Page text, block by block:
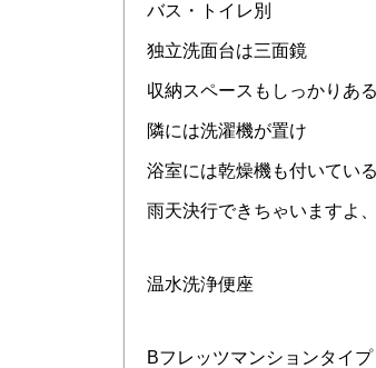
バス・トイレ別
独立洗面台は三面鏡
収納スペースもしっかりあ
隣には洗濯機が置け
浴室には乾燥機も付いている
雨天決行できちゃいますよ
温水洗浄便座
Bフレッツマンションタイプ